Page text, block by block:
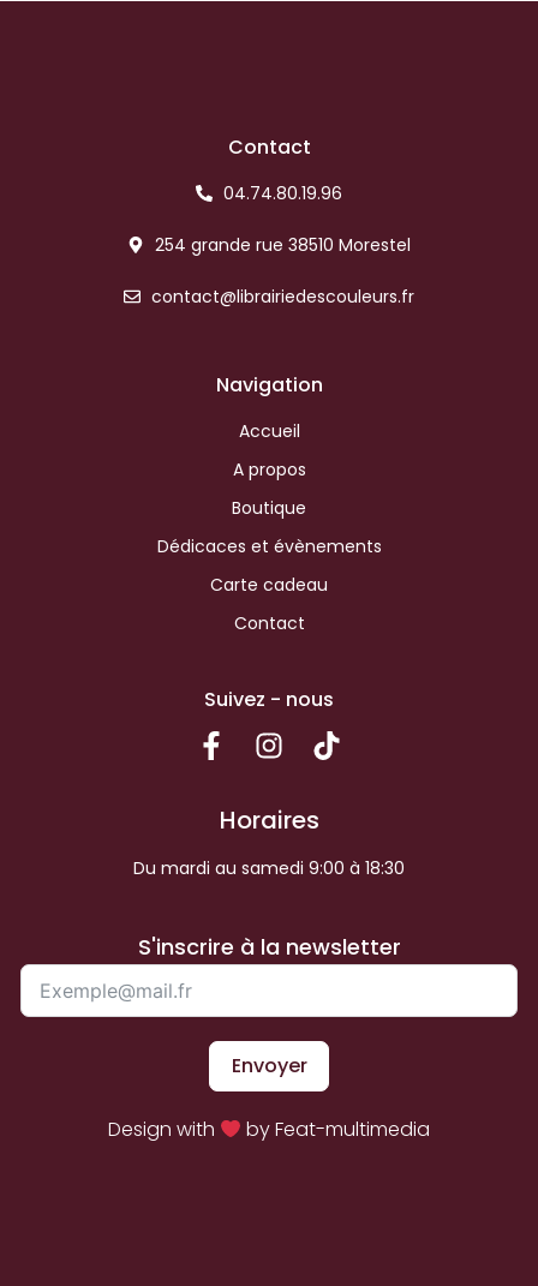
Contact
04.74.80.19.96
254 grande rue 38510 Morestel
contact@librairiedescouleurs.fr
Navigation
Accueil
A propos
Boutique
Dédicaces et évènements
Carte cadeau
Contact
Suivez - nous
Horaires
Du mardi au samedi 9:00 à 18:30
S'inscrire à la newsletter
Envoyer
Design with by Feat-multimedia